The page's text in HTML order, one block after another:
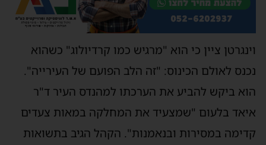
וינגרטן ציין כי הוא "מרגיש כמו קרדיולוג" כשהוא
נכנס לאולם הכינוס: "זה הלב הפועם של העירייה".
הוא ביקש להביע את הערכתו למהנדס העיר ד"ר
איאד בלעום "שמצעיד את המחלקה במאות צעדים
קדימה במסירות ובנאמנות". הקהל הגיב בתשואות